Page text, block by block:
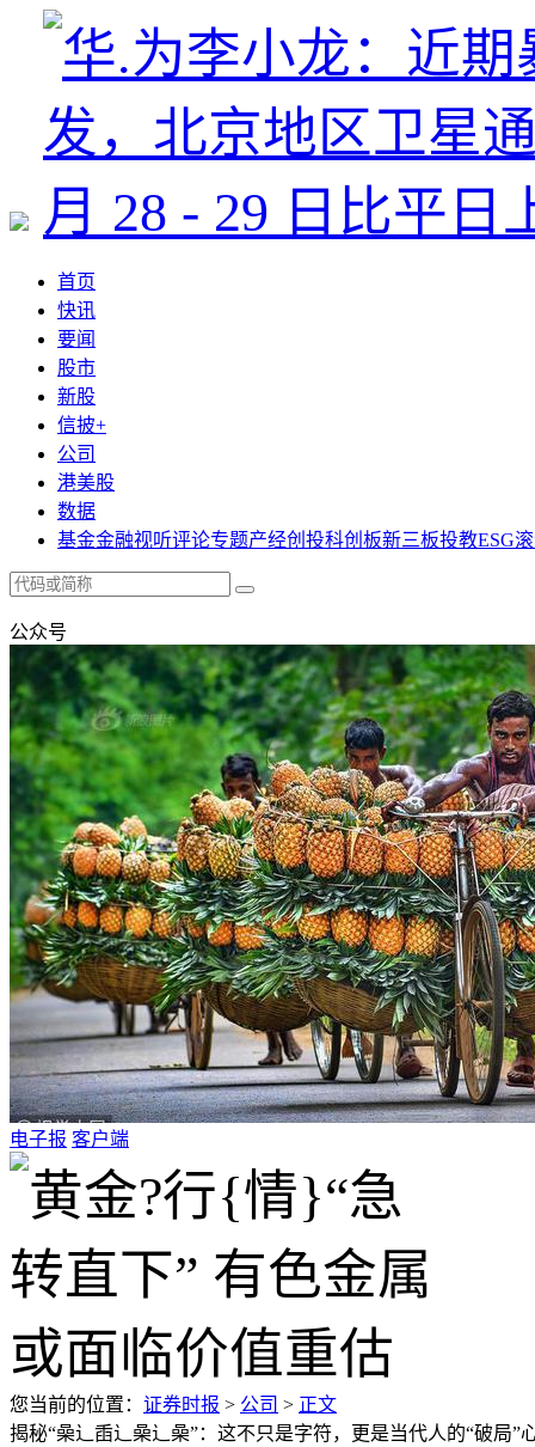
首页
快讯
要闻
股市
新股
信披+
公司
港美股
数据
基金金融视听评论专题产经创投科创板新三板投教ESG
公众号
电子报 客户端
您当前的位置： 证券时报 > 公司 > 正文
揭秘“喿辶臿辶喿辶喿”：这不只是字符，更是当代人的“破局”